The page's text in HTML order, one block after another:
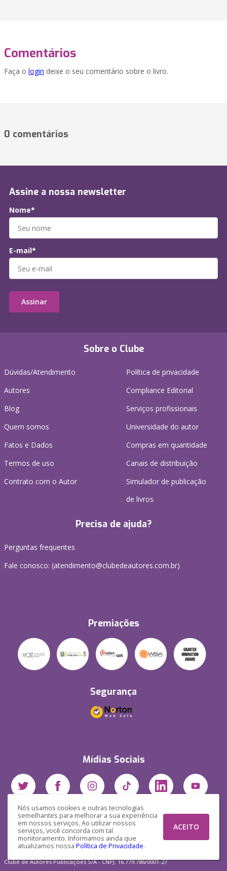
Nós usamos cookies e outras tecnologias
semelhantes para melhorar a sua experiência
em nossos serviços. Ao utilizar nossos
serviços, você concorda com tal
monitoramento. Informamos ainda que
atualizamos nossa Política de Privacidade.
ACEITO
Comentários
Faça o login deixe o seu comentário sobre o livro.
0 comentários
Sobre o Clube
Dúvidas/Atendimento
Autores
Blog
Quem somos
Fatos e Dados
Termos de uso
Contrato com o Autor
Política de privacidade
Compliance Editorial
Serviços profissionais
Universidade do autor
Compras em quantidade
Canais de distribuição
Simulador de publicação
de livros
Precisa de ajuda?
Perguntas frequentes
Fale conosco: (atendimento@clubedeautores.com.br)
Premiações
Segurança
Mídias Sociais
Assine a nossa newsletter
Nome*
E-mail*
Assinar
Clube de Autores Publicações S/A - CNPJ: 16.779.786/0001-27